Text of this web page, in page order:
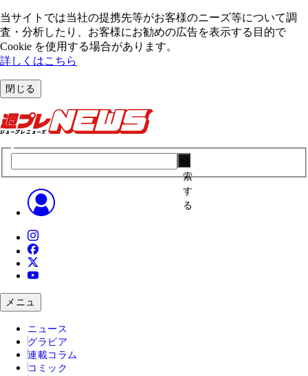
当サイトでは当社の提携先等がお客様のニーズ等について調
査・分析したり、お客様にお勧めの広告を表⽰する⽬的で
Cookie を使⽤する場合があります。
詳しくはこちら
閉じる
索
す
る
メニュ
ニュース
グラビア
連載コラム
コミック